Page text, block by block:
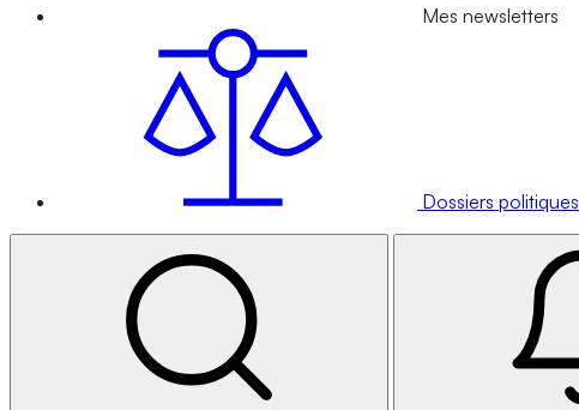
Mes newsletters
Dossiers politiques